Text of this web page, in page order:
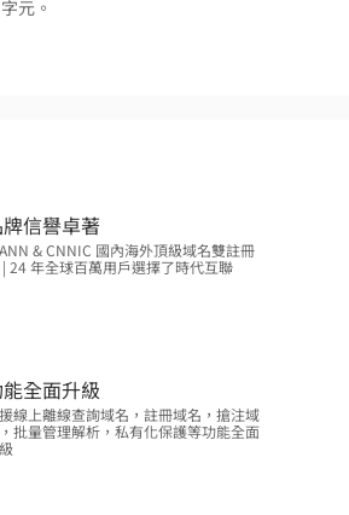
元。
信譽卓著
& CNNIC 國內海外頂級域名雙註冊
24 年全球百萬用戶選擇了時代互聯
全面升級
線上離線查詢域名，註冊域名，搶注域
批量管理解析，私有化保護等功能全面